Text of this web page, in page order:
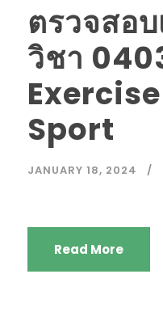
ตรวจสอ
วิชา
Sport
JANUARY 18, 2024
Read More